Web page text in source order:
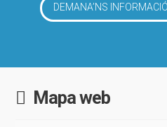
DEMANA’NS
Mapa web